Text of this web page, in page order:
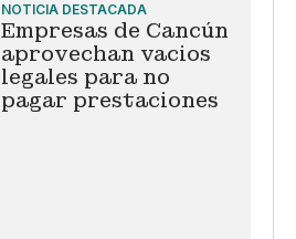
NOTICIA DESTACADA
Empresas de Cancún
aprovechan vacios
legales para no
pagar prestaciones